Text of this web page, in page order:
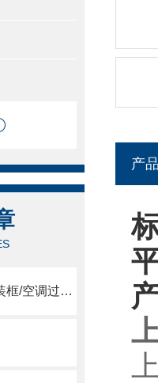
过滤网固定框架/初中效安装框/空调过滤网安装框
产